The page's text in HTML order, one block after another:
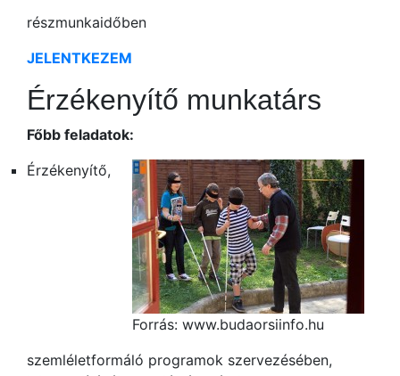
részmunkaidőben
JELENTKEZEM
Érzékenyítő munkatárs
Főbb feladatok:
Forrás: www.budaorsiinfo.hu
Érzékenyítő,
szemléletformáló programok szervezésében,